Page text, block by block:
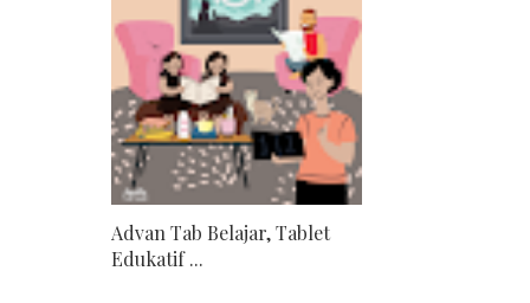
Advan Tab Belajar, Tablet
Edukatif ...